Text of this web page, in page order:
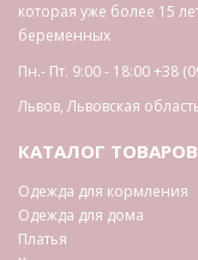
которая уже более 15
беременных
Пн.- Пт. 9:00 - 18:00+38
Львов,Львовская
КАТАЛОГ ТОВАРОВ
Одежда для кормления
Одежда для дома
Платья